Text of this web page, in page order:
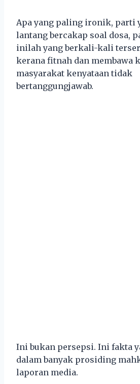
Apa yang paling ironik, parti
lantang bercakap soal dosa,
inilah yang berkali-kali
kerana fitnah dan membawa
masyarakat kenyataan tidak
bertanggungjawab.
Ini bukan persepsi. Ini fakta
dalam banyak prosiding
laporan media.